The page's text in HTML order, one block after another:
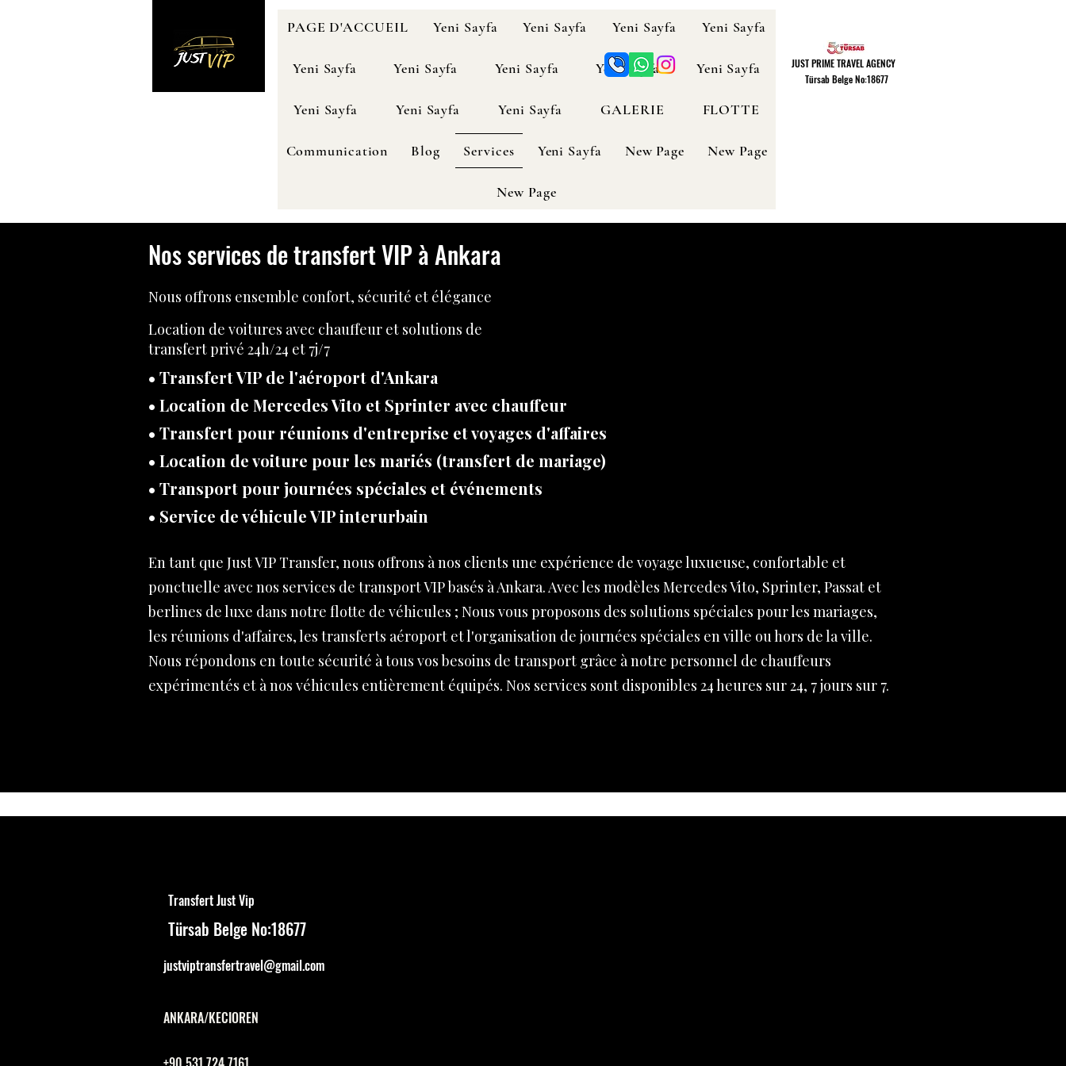
PAGE D'ACCUEIL Yeni Sayfa Yeni Sayfa Yeni Sayfa Yeni Sayfa
Yeni Sayfa Yeni Sayfa Yeni Sayfa Yeni Sayfa Yeni Sayfa
Yeni Sayfa Yeni Sayfa Yeni Sayfa GALERIE FLOTTE
Communication Blog Services Yeni Sayfa New Page New Page
New Page
JUST PRIME TRAVEL AGENCY
Türsab Belge No:18677
Nos services de transfert VIP à Ankara
Nous offrons ensemble confort, sécurité et élégance
Location de voitures avec chauffeur et solutions de
transfert privé 24h/24 et 7j/7
• Transfert VIP de l'aéroport d'Ankara
• Location de Mercedes Vito et Sprinter avec chauffeur
• Transfert pour réunions d'entreprise et voyages d'affaires
• Location de voiture pour les mariés (transfert de mariage)
• Transport pour journées spéciales et événements
• Service de véhicule VIP interurbain
En tant que Just VIP Transfer, nous offrons à nos clients une expérience de voyage luxueuse, confortable et
ponctuelle avec nos services de transport VIP basés à Ankara. Avec les modèles Mercedes Vito, Sprinter, Passat et
berlines de luxe dans notre flotte de véhicules ; Nous vous proposons des solutions spéciales pour les mariages,
les réunions d'affaires, les transferts aéroport et l'organisation de journées spéciales en ville ou hors de la ville.
Nous répondons en toute sécurité à tous vos besoins de transport grâce à notre personnel de chauffeurs
expérimentés et à nos véhicules entièrement équipés. Nos services sont disponibles 24 heures sur 24, 7 jours sur 7.
Transfert Just Vip
Türsab Belge No:18677
justviptransfertravel@gmail.com
ANKARA/KECIOREN